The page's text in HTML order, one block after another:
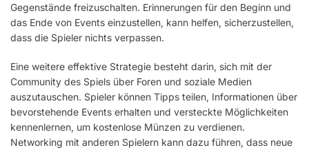
Gegenstände freizuschalten. Erinnerungen für den Beginn und
das Ende von Events einzustellen, kann helfen, sicherzustellen,
dass die Spieler nichts verpassen.
Eine weitere effektive Strategie besteht darin, sich mit der
Community des Spiels über Foren und soziale Medien
auszutauschen. Spieler können Tipps teilen, Informationen über
bevorstehende Events erhalten und versteckte Möglichkeiten
kennenlernen, um kostenlose Münzen zu verdienen.
Networking mit anderen Spielern kann dazu führen, dass neue